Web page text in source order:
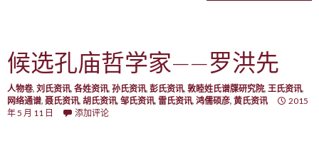
候选孔庙哲学家——罗洪先
人物卷, 刘氏资讯, 各姓资讯, 孙氏资讯, 彭氏资讯, 敦睦姓氏谱牒研究院, 王氏资讯,
网络通谱, 聂氏资讯, 胡氏资讯, 邹氏资讯, 雷氏资讯, 鸿儒硕彦, 黄氏资讯
2015
年 5 月 11 日
添加评论